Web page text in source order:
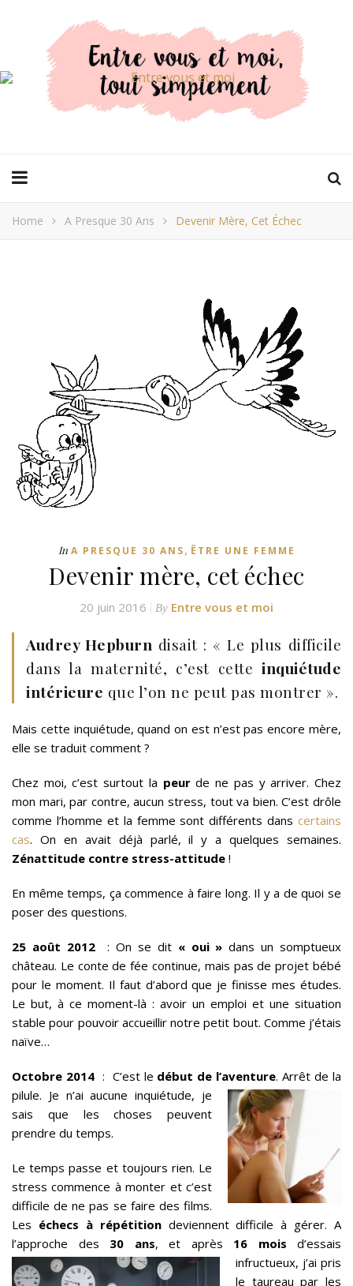
Home A Presque 30 Ans Devenir Mère, Cet Échec
In A PRESQUE 30 ANS, ÊTRE UNE FEMME
Devenir mère, cet échec
20 juin 2016 By Entre vous et moi
Audrey Hepburn disait : « Le plus difficile
dans la maternité, c’est cette inquiétude
intérieure que l’on ne peut pas montrer ».
Mais cette inquiétude, quand on est n’est pas encore mère,
elle se traduit comment ?
Chez moi, c’est surtout la peurde ne pas y arriver. Chez
mon mari, par contre, aucun stress, tout va bien. C’est drôle
comme l’homme et la femme sont différents dans certains
cas. On en avait déjà parlé, il y a quelques semaines.
Zénattitude contre stress-attitude !
En même temps, ça commence à faire long. Il y a de quoi se
poser des questions.
25 août 2012 : On se dit « oui » dans un somptueux
château. Le conte de fée continue, mais pas de projet bébé
pour le moment. Il faut d’abord que je finisse mes études.
Le but, à ce moment-là : avoir un emploi et une situation
stable pour pouvoir accueillir notre petit bout. Comme j’étais
naïve…
Octobre 2014 : C’est le début de l’aventure. Arrêt de la
pilule. Je n’ai aucune inquiétude, je
sais que les choses peuvent
prendre du temps.
Le temps passe et toujours rien. Le
stress commence à monter et c’est
difficile de ne pas se faire des films.
Les échecs à répétitiondeviennent difficile à gérer. A
l’approche des 30 ans, et après 16 mois d’essais
infructueux, j’ai pris
le taureau par les